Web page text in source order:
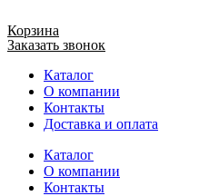
Корзина
Заказать звонок
Каталог
О компании
Контакты
Доставка и оплата
Каталог
О компании
Контакты